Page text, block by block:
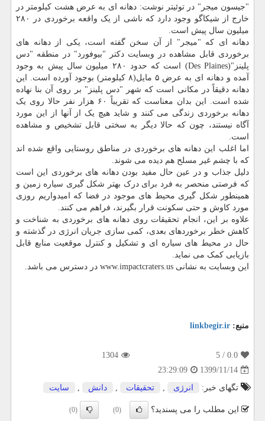
"جیسون میجر" در توئیتر نوشت: دهانه ای به عرض هشت کیلومتر در
خارج از شیکاگو وجود دارد که ناشی از یک واقعه برخوردی در ۲۸۰
میلیون سال پیش است.
دهانه ای که "میجر" از آن سخن گفته است، یکی از دهانه های
برخوردی قابل مشاهده در وبسایت دکتر "بیوفورد" در منطقه "دس
پلینز"(Des Plaines) است که حدود ۲۸۰ میلیون سال پیش به وجود
آمده و دهانه ای به عرض ۵ مایل(۸ کیلومتر) بوجود آورده است. این
دهانه دقیقاً در مکانی است که شهر "دس پلینز" بر روی آن بنا نهاده
شده است. این بدان معناست که تقریباً ۶۰ هزار نفر حالا روی یک
دهانه برخوردی زندگی می کنند و شاید هیچ یک از آنها از این مورد
آگاه نیستند، چون که حالا دیگر به سختی قابل تشخیص و مشاهده
است.
اما اغلب این دهانه های برخوردی در مناطق روستایی واقع شده اند
که با چشم غیر مسلح هم دیده می شوند.
دلیل جذاب و در عین حال مفید بودن دهانه های برخوردی این است
که فرصتی منحصر به فرد برای درک بهتر شکل گیری سیاره زمین و
همینطور شکل گیری محیط های موجود در فضا که امیدواریم روزی
مورد کاوش و حتی سکونت قرار بگیرند، فراهم می کنند.
علاوه بر این، انجام تحقیقات روی دهانه های برخوردی به شناخت و
کاهش خطر برخوردهای بعدی، کمی سازی جریان انرژی در گذشته و
حال در محیط های سیاره ای و تشکیل و کنترل موقعیت منابع قابل
بازیابی کمک می نماید.
این وبسایت به نشانی www.impactcraters.us در دسترس می باشد.
منبع: linkbegir.ir
0.0
/ 5
1304
1399/11/14
23:29:09
تگهای خبر:
انرژی , تحقیقات , دانش , سایت
این مطلب را می پسندید؟ (0)
(0)